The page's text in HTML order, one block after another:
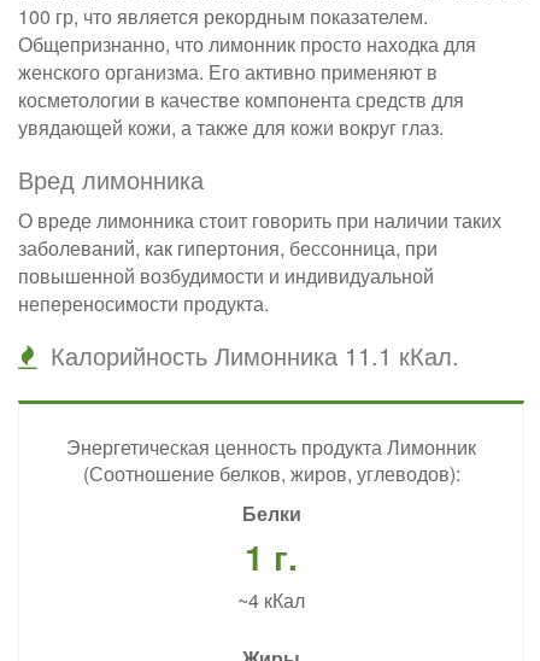
100 гр, что является рекордным показателем.
Общепризнанно, что лимонник просто находка для
женского организма. Его активно применяют в
косметологии в качестве компонента средств для
увядающей кожи, а также для кожи вокруг глаз.
Вред лимонника
О вреде лимонника стоит говорить при наличии таких
заболеваний, как гипертония, бессонница, при
повышенной возбудимости и индивидуальной
непереносимости продукта.
Калорийность Лимонника 11.1 кКал.
Энергетическая ценность продукта Лимонник
(Соотношение белков, жиров, углеводов):
Белки
1 г.
~4 кКал